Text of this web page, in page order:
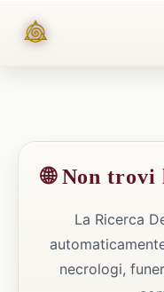
🌐 Non trovi
La Ricerca
necrologi,